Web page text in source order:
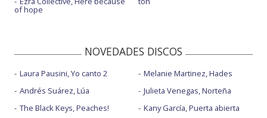
of hope
NOVEDADES DISCOS
Laura Pausini, Yo canto 2
Andrés Suárez, Lúa
The Black Keys, Peaches!
Melanie Martinez, Hades
Julieta Venegas, Norteña
Kany García, Puerta abierta